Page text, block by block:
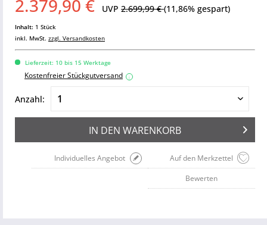
2.379,90 € UVP 2.699,99 €(11,86% gespart)
Inhalt: 1 Stück
inkl. MwSt. zzgl. Versandkosten
Lieferzeit: 10 bis 15 Werktage
Kostenfreier Stückgutversand i
Anzahl:
IN DEN WARENKORB
Auf den Merkzettel
Individuelles Angebot
Bewerten